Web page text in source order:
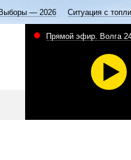
Выборы — 2026 Ситуация с
Прямой эфир. Волга